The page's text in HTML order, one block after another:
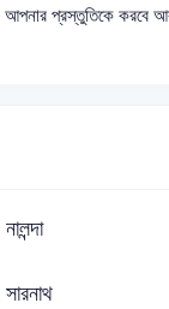
প্রস্তুতিকে করবে
নালন্দা
সারনাথ